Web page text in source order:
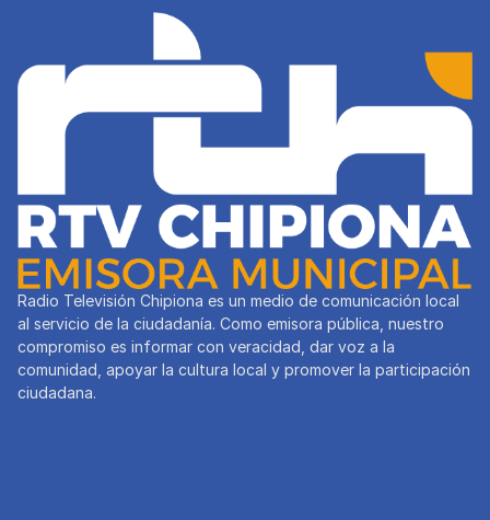
Radio Televisión Chipiona es un medio de comunicación local
al servicio de la ciudadanía. Como emisora pública, nuestro
compromiso es informar con veracidad, dar voz a la
comunidad, apoyar la cultura local y promover la participación
ciudadana.